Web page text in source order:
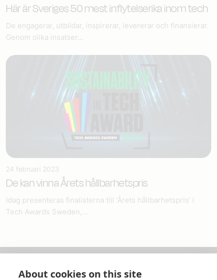
Här är Sveriges 50 mest inflytelserika inom tech
De engagerar, utbildar, inspirerar, levererar och finansierar.
Genom olika insatser...
24 februari 2023
De kan vinna Årets hållbarhetspris
Idag presenteras finalisterna till ‘Årets hållbarhetspris’ i
Tech Awards Sweden,...
About cookies on this site